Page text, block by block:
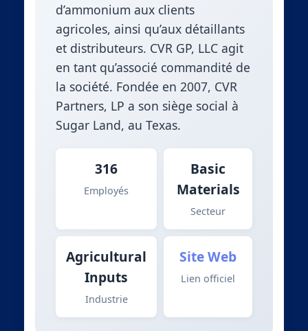
d’ammonium aux clients
agricoles, ainsi qu’aux détaillants
et distributeurs. CVR GP, LLC agit
en tant qu’associé commandité de
la société. Fondée en 2007, CVR
Partners, LP a son siège social à
Sugar Land, au Texas.
316
Employés
Basic
Materials
Secteur
Agricultural
Inputs
Industrie
Site Web
Lien officiel